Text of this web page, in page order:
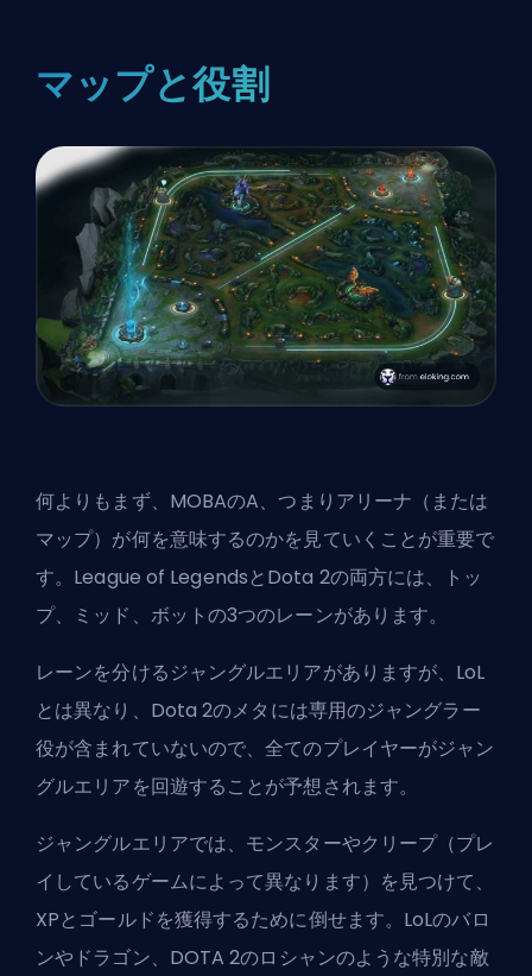
マップと役割
何よりもまず、MOBAのA、つまりアリーナ（または
マップ）が何を意味するのかを見ていくことが重要で
す。League of LegendsとDota 2の両方には、
トッ
プ、 ミッド 、 ボットの3つのレーンがあります。
レーンを分けるジャングルエリアがありますが、LoL
とは異なり、Dota 2のメタには専用のジャングラー
役が含まれていないので、全てのプレイヤーがジャン
グルエリアを回遊することが予想されます。
ジャングルエリアでは、モンスターやクリープ（プレ
イしているゲームによって異なります）を見つけて、
XPとゴールドを獲得するために倒せます。LoLのバロ
ンやドラゴン、DOTA 2のロシャンのような特別な敵